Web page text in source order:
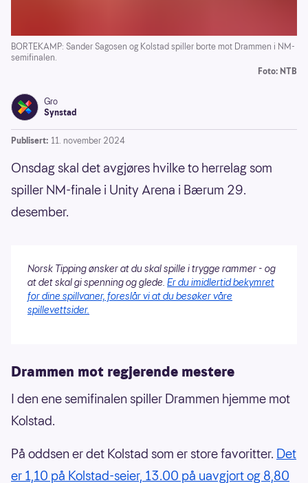
BORTEKAMP: Sander Sagosen og Kolstad spiller borte mot Drammen i NM-
semifinalen.
Foto: NTB
Gro
Synstad
Publisert: 11. november 2024
Onsdag skal det avgjøres hvilke to herrelag som
spiller NM-finale i Unity Arena i Bærum 29.
desember.
Norsk Tipping ønsker at du skal spille i trygge rammer - og
at det skal gi spenning og glede. Er du imidlertid bekymret
for dine spillvaner, foreslår vi at du besøker våre
spillevettsider.
Drammen mot regjerende mestere
I den ene semifinalen spiller Drammen hjemme mot
Kolstad.
På oddsen er det Kolstad som er store favoritter. Det
er 1,10 på Kolstad-seier, 13.00 på uavgjort og 8,80